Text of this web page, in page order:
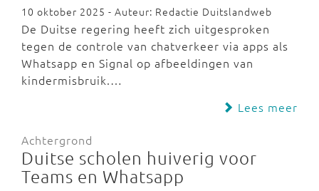
10 oktober 2025 - Auteur: Redactie Duitslandweb
De Duitse regering heeft zich uitgesproken
tegen de controle van chatverkeer via apps als
Whatsapp en Signal op afbeeldingen van
kindermisbruik.…
Lees meer
Achtergrond
Duitse scholen huiverig voor
Teams en Whatsapp